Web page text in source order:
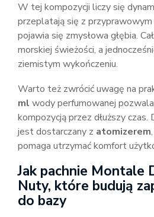
W tej kompozycji liczy się
przeplatają się z przyprawowym
pojawia się zmysłowa głębia.
morskiej świeżości, a
ziemistym wykończeniu.
Warto też zwrócić uwagę na
ml wody perfumowanej
kompozycją przez dłuższy
jest dostarczany z atomizerem
pomaga utrzymać komfort
Jak pachnie Montale
Nuty, które budują
do bazy